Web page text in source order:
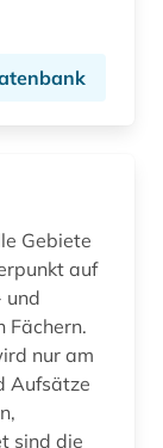
Gebiete
auf
und
Fächern.
nur am
Aufsätze
sind die